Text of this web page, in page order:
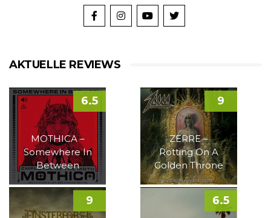
AKTUELLE REVIEWS
MOTHICA –
Somewhere In
Between
6.5
ZERRE –
Rotting On A
Golden Throne
9
9 6.5